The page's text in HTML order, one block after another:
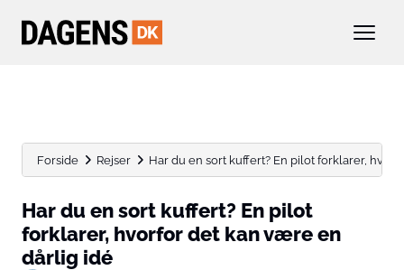
Forside Rejser Har du en sort kuffert? En pilot forklarer,
Har du en sort kuffert? En pilot
forklarer, hvorfor det kan være en
dårlig idé